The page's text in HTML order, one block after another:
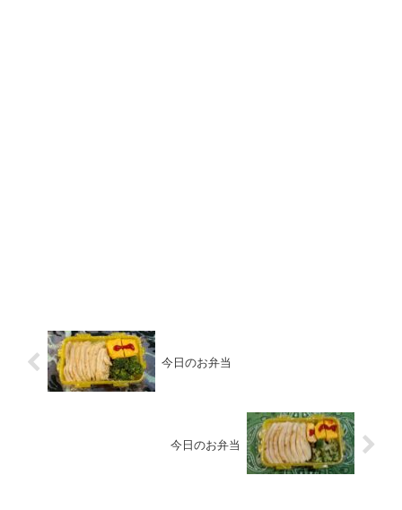
今日のお弁当
今日のお弁当